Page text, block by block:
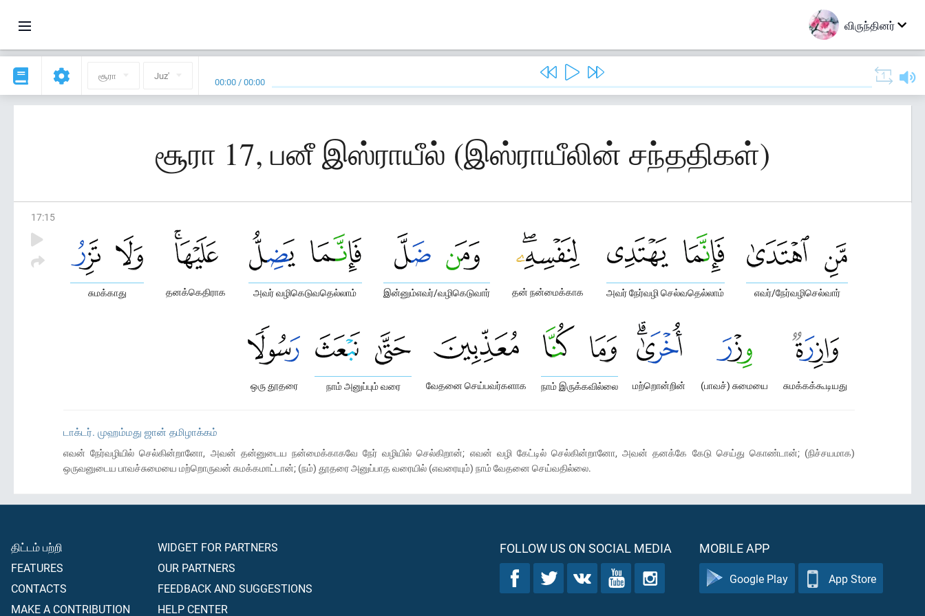
விருந்தினர்
சூரா Juz' 00:00 /00:00
சூரா 17, பனீ இஸ்ராயீல் (இஸ்ராயீலின் சந்ததிகள்)
17:15
எவர்/நேர்வழிசெல்வார்
அவர் நேர்வழி செல்வதெல்லாம்
தன் நன்மைக்காக
இன்னும்எவர்/வழிகெடுவார்
அவர் வழிகெடுவதெல்லாம்
தனக்கெதிராக
சுமக்காது
சுமக்கக்கூடியது
(பாவச்) சுமையை
மற்றொன்றின்
நாம் இருக்கவில்லை
வேதனை செய்பவர்களாக
நாம் அனுப்பும் வரை
ஒரு தூதரை
டாக்டர். முஹம்மது ஜான் தமிழாக்கம்
எவன் நேர்வழியில் செல்கின்றானோ, அவன் தன்னுடைய நன்மைக்காகவே நேர் வழியில் செல்கிறான்; எவன் வழி கேட்டில் செல்கின்றானோ, அவன் தனக்கே கேடு செய்து கொண்டான்; (நிச்சயமாக)
ஒருவனுடைய பாவச்சுமையை மற்றொருவன் சுமக்கமாட்டான்; (நம்) தூதரை அனுப்பாத வரையில் (எவரையும்) நாம் வேதனை செய்வதில்லை.
திட்டம் பற்றி
FEATURES
CONTACTS
MAKE A CONTRIBUTION
WIDGET FOR PARTNERS
OUR PARTNERS
FEEDBACK AND SUGGESTIONS
HELP CENTER
FOLLOW US ON SOCIAL MEDIA MOBILE APP
Google Play App Store